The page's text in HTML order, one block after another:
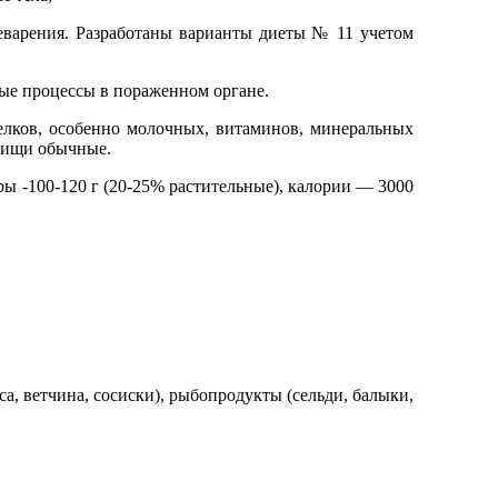
Разработаны варианты диеты № 11 учетом
процессы в пораженном органе.
особенно молочных, витаминов, минеральных
обычные.
100-120 г (20-25% растительные), калории — 3000
ветчина, сосиски), рыбопродукты (сельди, балыки,